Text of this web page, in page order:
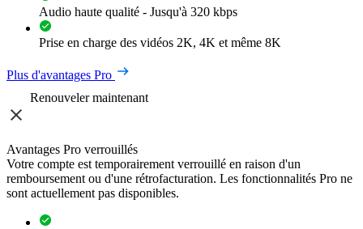
Audio haute qualité - Jusqu'à 320 kbps
Prise en charge des vidéos 2K, 4K et même 8K
Plus d'avantages Pro
Renouveler maintenant
Avantages Pro verrouillés
Votre compte est temporairement verrouillé en raison d'un
remboursement ou d'une rétrofacturation. Les fonctionnalités Pro ne
sont actuellement pas disponibles.